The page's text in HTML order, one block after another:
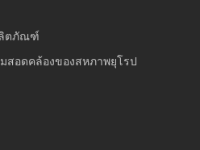
ตภัณฑ์
สอดคล้องของสหภาพยุโรป